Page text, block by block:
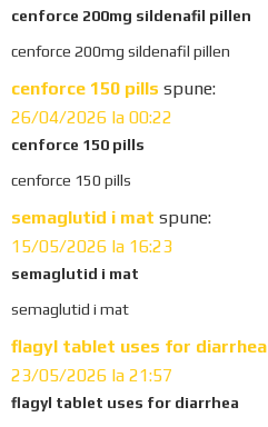
cenforce 200mg sildenafil pillen
cenforce 200mg sildenafil pillen
cenforce 150 pills spune:
26/04/2026 la 00:22
cenforce 150 pills
cenforce 150 pills
semaglutid i mat spune:
15/05/2026 la 16:23
semaglutid i mat
semaglutid i mat
flagyl tablet uses for diarrhea
23/05/2026 la 21:57
flagyl tablet uses for diarrhea